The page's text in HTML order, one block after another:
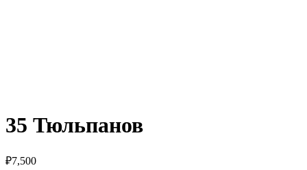
35 Тюльпанов
₽7,500